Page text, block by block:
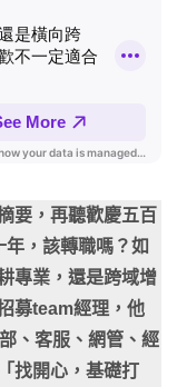
要，再聽歡慶五百
，該轉職嗎？如
專業，還是跨域增
募team經理，他
、客服、網管、經
找開心，基礎打